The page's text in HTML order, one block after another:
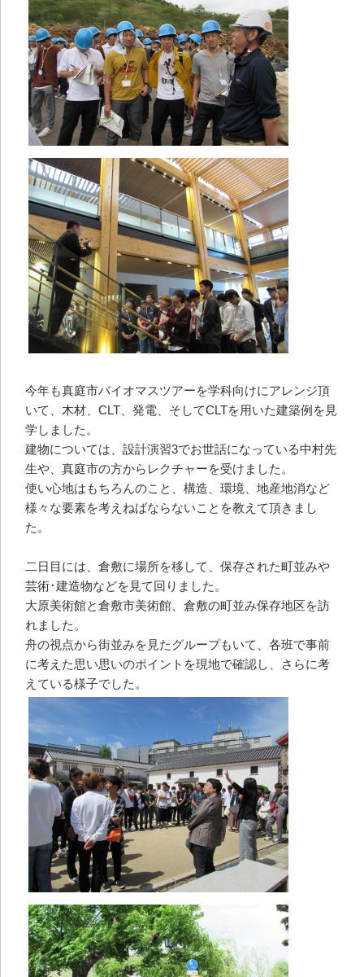
今年も真庭市バイオマスツアーを学科向けにアレンジ頂
いて、木材、CLT、発電、そしてCLTを用いた建築例を見
学しました。
建物については、設計演習3でお世話になっている中村先
生や、真庭市の方からレクチャーを受けました。
使い心地はもちろんのこと、構造、環境、地産地消など
様々な要素を考えねばならないことを教えて頂きまし
た。
二日目には、倉敷に場所を移して、保存された町並みや
芸術･建造物などを見て回りました。
大原美術館と倉敷市美術館、倉敷の町並み保存地区を訪
れました。
舟の視点から街並みを見たグループもいて、各班で事前
に考えた思い思いのポイントを現地で確認し、さらに考
えている様子でした。